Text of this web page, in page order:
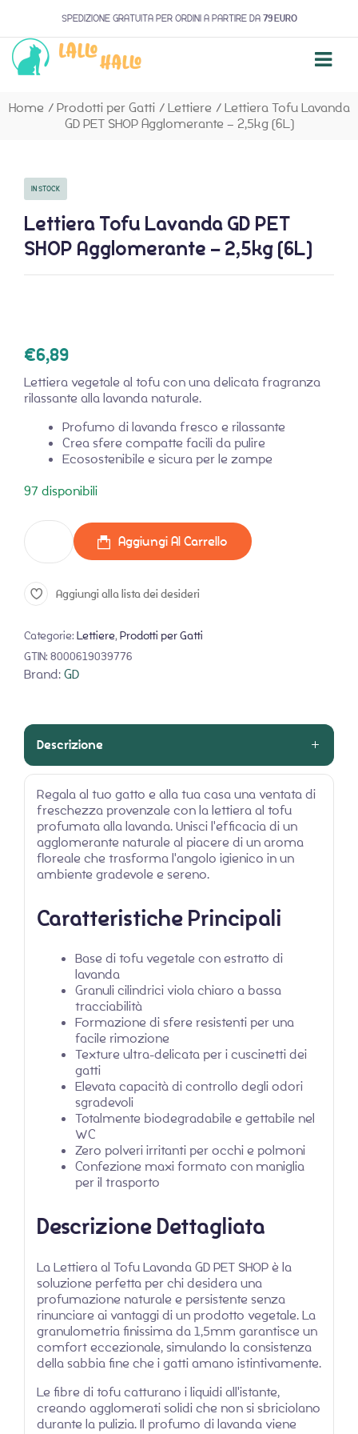
SPEDIZIONE GRATUITA PER ORDINI A PARTIRE DA 79 EURO
Home / Prodotti per Gatti / Lettiere / Lettiera Tofu Lavanda
GD PET SHOP Agglomerante – 2,5kg (6L)
IN STOCK
Lettiera Tofu Lavanda GD PET
SHOP Agglomerante – 2,5kg (6L)
€6,89
Lettiera vegetale al tofu con una delicata fragranza
rilassante alla lavanda naturale.
Profumo di lavanda fresco e rilassante
Crea sfere compatte facili da pulire
Ecosostenibile e sicura per le zampe
97 disponibili
Aggiungi Al Carrello
Aggiungi alla lista dei desideri
Categorie: Lettiere, Prodotti per Gatti
GTIN: 8000619039776
Brand:GD
Descrizione
Regala al tuo gatto e alla tua casa una ventata di
freschezza provenzale con la lettiera al tofu
profumata alla lavanda. Unisci l'efficacia di un
agglomerante naturale al piacere di un aroma
floreale che trasforma l'angolo igienico in un
ambiente gradevole e sereno.
Caratteristiche Principali
Base di tofu vegetale con estratto di
lavanda
Granuli cilindrici viola chiaro a bassa
tracciabilità
Formazione di sfere resistenti per una
facile rimozione
Texture ultra-delicata per i cuscinetti dei
gatti
Elevata capacità di controllo degli odori
sgradevoli
Totalmente biodegradabile e gettabile nel
WC
Zero polveri irritanti per occhi e polmoni
Confezione maxi formato con maniglia
per il trasporto
Descrizione Dettagliata
La Lettiera al Tofu Lavanda GD PET SHOP è la
soluzione perfetta per chi desidera una
profumazione naturale e persistente senza
rinunciare ai vantaggi di un prodotto vegetale. La
granulometria finissima da 1,5mm garantisce un
comfort eccezionale, simulando la consistenza
della sabbia fine che i gatti amano istintivamente.
Le fibre di tofu catturano i liquidi all'istante,
creando agglomerati solidi che non si sbriciolano
durante la pulizia. Il profumo di lavanda viene